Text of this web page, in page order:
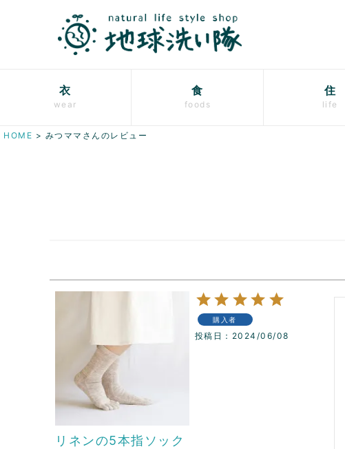
衣
wear
食
foods
住
life
HOME みつママさんのレビュー
リネンの5本指ソック
購入者
投稿日 2024/06/08